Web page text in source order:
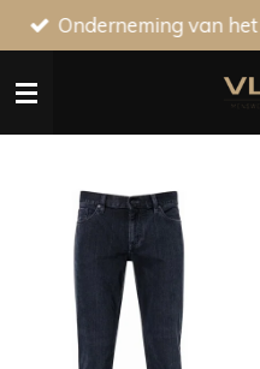
Ga
direct
naar
Onderneming van